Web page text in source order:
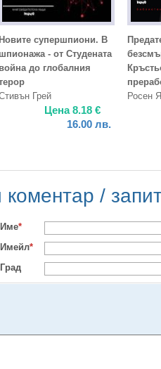
Новите супершпиони. В
шпионажа - от Студената
война до глобалния
Грей
Цена8.18 €
16.00 лв.
Росен
коментар /
Име*
Имейл*
Град